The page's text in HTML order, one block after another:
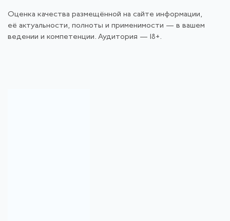
Оценка качества размещённой на сайте информации,
её актуальности, полноты и применимости — в вашем
ведении и компетенции. Аудитория — 18+.